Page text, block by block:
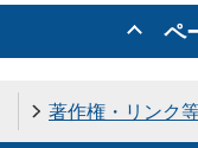
ペ
著作権・リンク